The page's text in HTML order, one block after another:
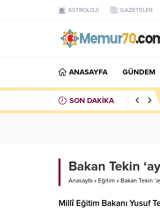
ASTROLOJİ GAZETELER
ANASAYFA GÜNDEM
SON DAKİKA
Bakan Tekin
Anasayfa » Eğitim » Bakan Tekin
Millî Eğitim Bakanı Yusuf